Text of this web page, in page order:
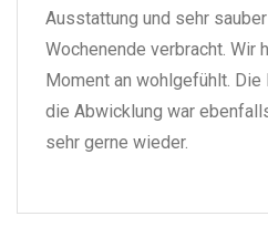
Ausstattung und sehr
Wochenende verbracht. Wir
Moment an wohlgefühlt.
die Abwicklung war
sehr gerne wieder.